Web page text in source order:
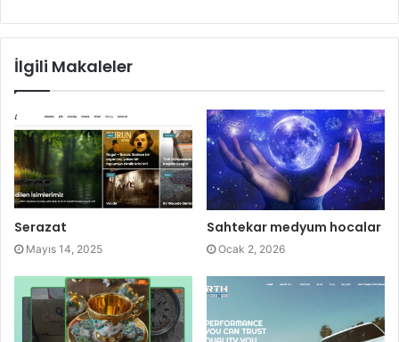
İlgili Makaleler
Serazat
Mayıs 14, 2025
Sahtekar medyum hocalar
Ocak 2, 2026